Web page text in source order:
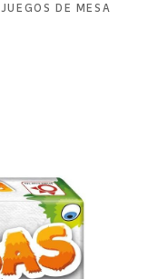
JUEGOS DE MESA